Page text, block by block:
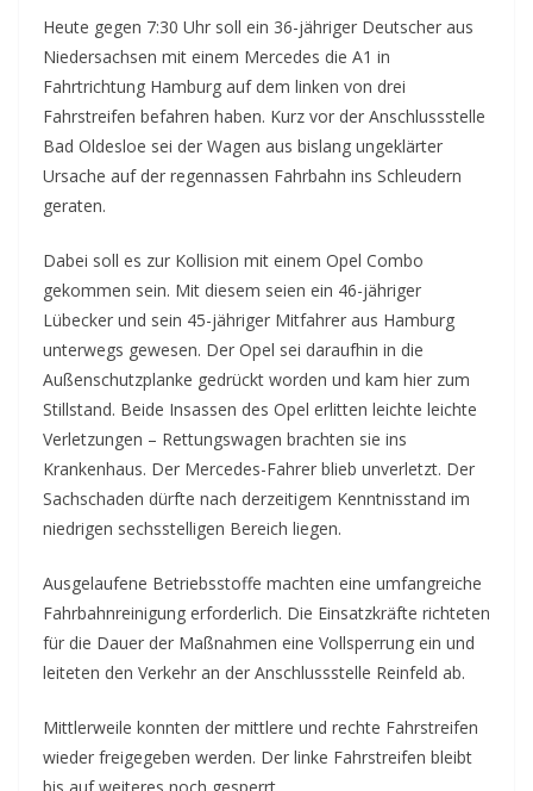
Heute gegen 7:30 Uhr soll ein 36-jähriger Deutscher aus
Niedersachsen mit einem Mercedes die A1 in
Fahrtrichtung Hamburg auf dem linken von drei
Fahrstreifen befahren haben. Kurz vor der Anschlussstelle
Bad Oldesloe sei der Wagen aus bislang ungeklärter
Ursache auf der regennassen Fahrbahn ins Schleudern
geraten.
Dabei soll es zur Kollision mit einem Opel Combo
gekommen sein. Mit diesem seien ein 46-jähriger
Lübecker und sein 45-jähriger Mitfahrer aus Hamburg
unterwegs gewesen. Der Opel sei daraufhin in die
Außenschutzplanke gedrückt worden und kam hier zum
Stillstand. Beide Insassen des Opel erlitten leichte leichte
Verletzungen – Rettungswagen brachten sie ins
Krankenhaus. Der Mercedes-Fahrer blieb unverletzt. Der
Sachschaden dürfte nach derzeitigem Kenntnisstand im
niedrigen sechsstelligen Bereich liegen.
Ausgelaufene Betriebsstoffe machten eine umfangreiche
Fahrbahnreinigung erforderlich. Die Einsatzkräfte richteten
für die Dauer der Maßnahmen eine Vollsperrung ein und
leiteten den Verkehr an der Anschlussstelle Reinfeld ab.
Mittlerweile konnten der mittlere und rechte Fahrstreifen
wieder freigegeben werden. Der linke Fahrstreifen bleibt